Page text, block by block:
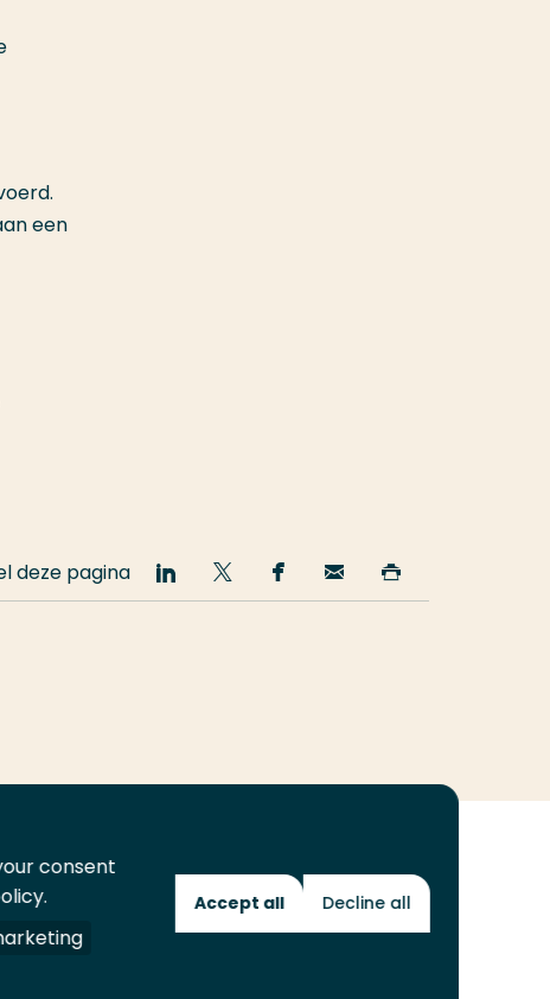
een
deze pagina
Deel
op
Deel
op
Deel
op
Email
deze deze
Toekomstmakers
consent
Accept all Decline all